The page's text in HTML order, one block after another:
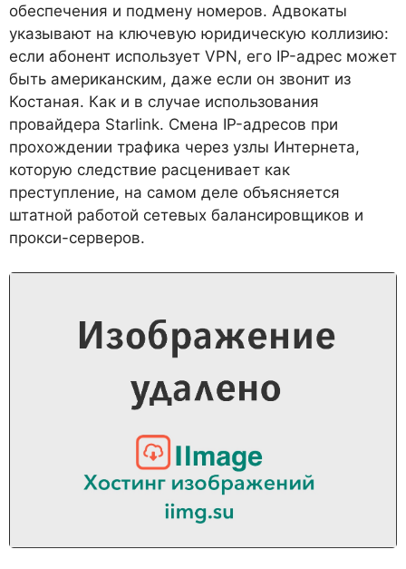
обеспечения и подмену номеров. Адвокаты
указывают на ключевую юридическую коллизию:
если абонент использует VPN, его IP-адрес может
быть американским, даже если он звонит из
Костаная. Как и в случае использования
провайдера Starlink. Смена IP-адресов при
прохождении трафика через узлы Интернета,
которую следствие расценивает как
преступление, на самом деле объясняется
штатной работой сетевых балансировщиков и
прокси-серверов.